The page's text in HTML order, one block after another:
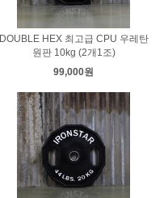
DOUBLE HEX 최고급 CPU 우레탄
원판 10kg (2개1조)
99,000원